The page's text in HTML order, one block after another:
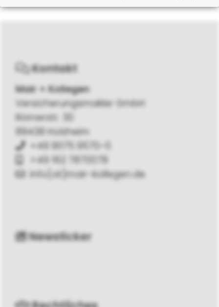
Kontakt
Mair + Kollegen
Versicherungsmakler GmbH
Römerstr. 30
89438 Holzheim
+49 9075 9570-0
+49 162 7870078
info[at]mair-kollegen.de
Newsticker